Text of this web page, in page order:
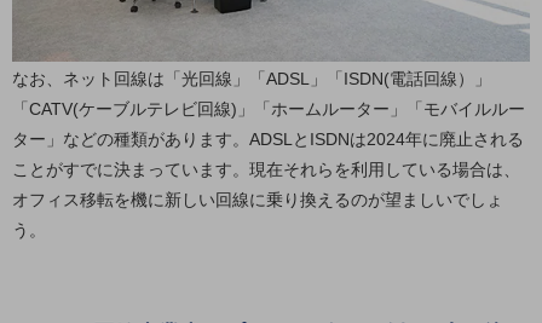
観光
教育
モビリティ
製造・建設業
なお、ネット回線は「光回線」「ADSL」「ISDN(電話回線）」
「CATV(ケーブルテレビ回線)」「ホームルーター」「モバイルルー
ター」などの種類があります。ADSLとISDNは2024年に廃止される
ことがすでに決まっています。現在それらを利用している場合は、
オフィス移転を機に新しい回線に乗り換えるのが望ましいでしょ
う。